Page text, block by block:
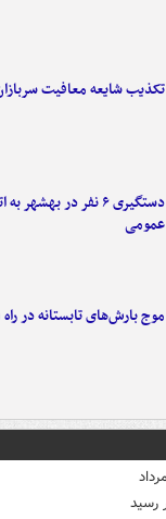
تکذیب شایعه معافیت
دستگیری ۶ نفر در
عمومی
موج بارش‌های تابستانه در راه ۱۱ استان